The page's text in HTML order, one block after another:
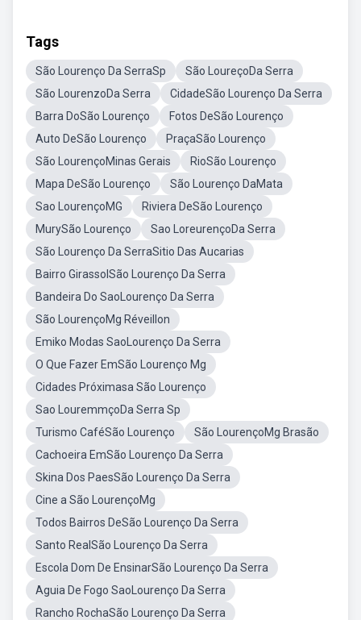
Tags
São Lourenço Da SerraSp
São LoureçoDa Serra
São LourenzoDa Serra
CidadeSão Lourenço Da Serra
Barra DoSão Lourenço
Fotos DeSão Lourenço
Auto DeSão Lourenço
PraçaSão Lourenço
São LourençoMinas Gerais
RioSão Lourenço
Mapa DeSão Lourenço
São Lourenço DaMata
Sao LourençoMG
Riviera DeSão Lourenço
MurySão Lourenço
Sao LoreurençoDa Serra
São Lourenço Da SerraSitio Das Aucarias
Bairro GirassolSão Lourenço Da Serra
Bandeira Do SaoLourenço Da Serra
São LourençoMg Réveillon
Emiko Modas SaoLourenço Da Serra
O Que Fazer EmSão Lourenço Mg
Cidades Próximasa São Lourenço
Sao LouremmçoDa Serra Sp
Turismo CaféSão Lourenço
São LourençoMg Brasão
Cachoeira EmSão Lourenço Da Serra
Skina Dos PaesSão Lourenço Da Serra
Cine a São LourençoMg
Todos Bairros DeSão Lourenço Da Serra
Santo RealSão Lourenço Da Serra
Escola Dom De EnsinarSão Lourenço Da Serra
Aguia De Fogo SaoLourenço Da Serra
Rancho RochaSão Lourenço Da Serra